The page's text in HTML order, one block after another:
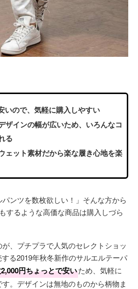
いので、気軽に購入しやすい
ザインの幅が広いため、いろんなコ
る
ェット素材だから楽な履き心地を楽
パンツを数枚欲しい！」そんな方から
するような高価な商品は購入しづら
、プチプラで人気のセレクトショッ
る2019年秋冬新作のサルエルテーパ
円ちょっとで安いため、気軽に
。デザインは無地のものから柄物ま